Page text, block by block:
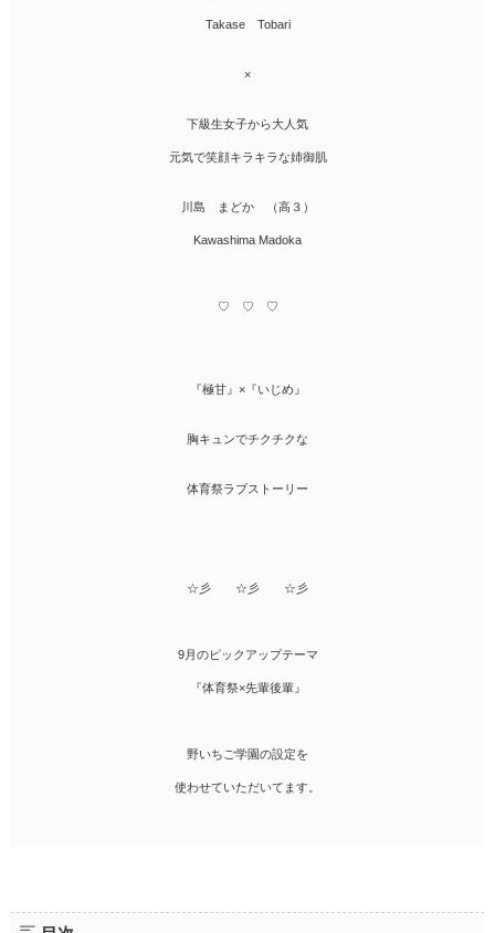
Takase Tobari
×
下級生女子から大人気
元気で笑顔キラキラな姉御肌
川島 まどか （高３）
Kawashima Madoka
♡ ♡ ♡
『極甘』×『いじめ』
胸キュンでチクチクな
体育祭ラブストーリー
☆彡 ☆彡 ☆彡
9月のピックアップテーマ
『体育祭×先輩後輩』
野いちご学園の設定を
使わせていただいてます。